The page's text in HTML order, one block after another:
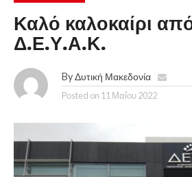
Καλό καλοκαίρι
Δ.Ε.Υ.Α.Κ.
By Δυτική Μακεδονία
Posted on 11 Μαΐου 2022